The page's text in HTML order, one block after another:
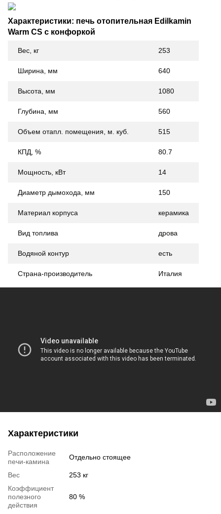
Характеристики: печь отопительная Edilkamin
Warm CS с конфоркой
Вес, кг 253
Ширина, мм 640
Высота, мм 1080
Глубина, мм 560
Объем отапл. помещения, м. куб. 515
КПД, % 80.7
Мощность, кВт 14
Диаметр дымохода, мм 150
Материал корпуса керамика
Вид топлива дрова
Водяной контур есть
Страна-производитель Италия
Характеристики
Расположение
печи-камина
Отдельно стоящее
Вес
253 кг
Коэффициент
полезного
действия
80 %